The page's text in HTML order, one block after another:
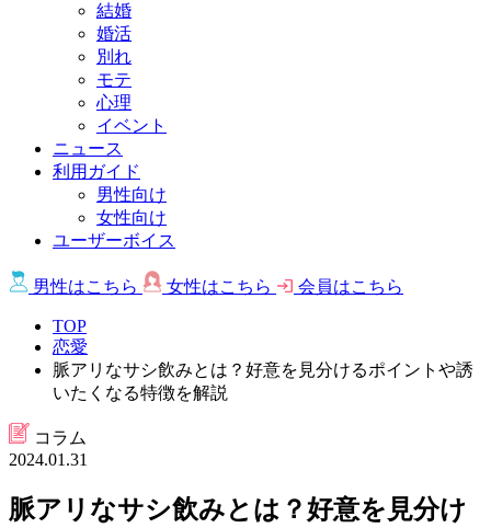
結婚
婚活
別れ
モテ
心理
イベント
ニュース
利用ガイド
男性向け
女性向け
ユーザーボイス
男性はこちら 女性はこちら 会員はこちら
TOP
恋愛
脈アリなサシ飲みとは？好意を見分けるポイントや誘
いたくなる特徴を解説
コラム
2024.01.31
脈アリなサシ飲みとは？好意を見分け